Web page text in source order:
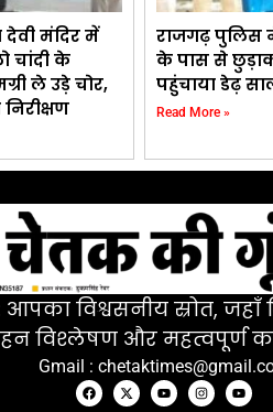
देवी मंदिर में
चांदी के
ले उड़े चोर,
राजगढ़ पुलिस
के पास से
पहुंचाया डेढ़
Read More »
विश्वसनीय स्रोत, जहाँ
विश्लेषण और महत्वपूर्ण
Gmail :